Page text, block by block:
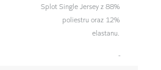
Splot Single Jersey z 88%
poliestru oraz 12%
elastanu.
-